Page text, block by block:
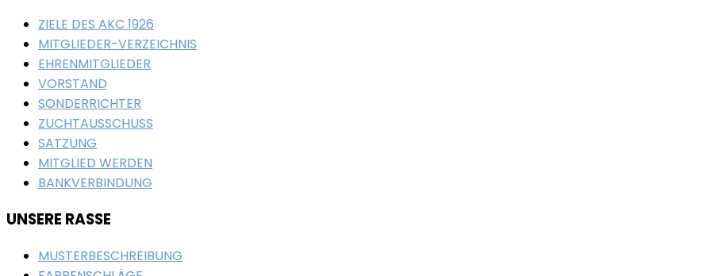
ZIELE DES AKC 1926
MITGLIEDER-VERZEICHNIS
EHRENMITGLIEDER
VORSTAND
SONDERRICHTER
ZUCHTAUSSCHUSS
SATZUNG
MITGLIED WERDEN
BANKVERBINDUNG
UNSERE RASSE
MUSTERBESCHREIBUNG